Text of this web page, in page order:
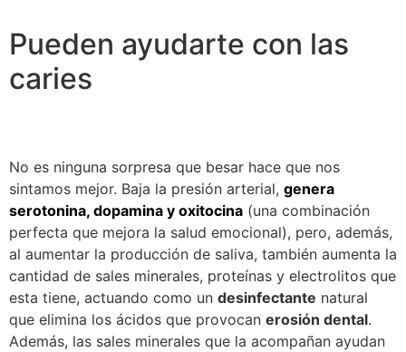
Pueden ayudarte con las
caries
No es ninguna sorpresa que besar hace que nos
sintamos mejor. Baja la presión arterial, genera
serotonina, dopamina y oxitocina (una combinación
perfecta que mejora la salud emocional), pero, además,
al aumentar la producción de saliva, también aumenta la
cantidad de sales minerales, proteínas y electrolitos que
esta tiene, actuando como un desinfectante natural
que elimina los ácidos que provocan erosión dental.
Además, las sales minerales que la acompañan ayudan